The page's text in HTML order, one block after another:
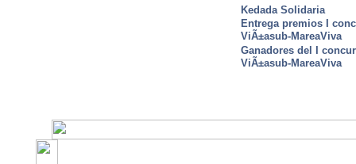
Kedada Solidaria
Entrega premios I
ViÃ±asub-MareaViva
Ganadores del I
ViÃ±asub-MareaViva